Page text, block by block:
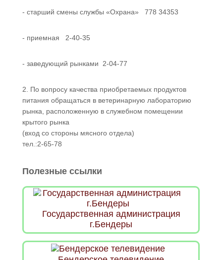
- старший смены службы «Охрана» 778 34353
- приемная 2-40-35
- заведующий рынками 2-04-77
2. По вопросу качества приобретаемых продуктов
питания обращаться в ветеринарную лабораторию
рынка, расположенную в служебном помещении
крытого рынка
(вход со стороны мясного отдела)
тел.:2-65-78
Полезные ссылки
Государственная администрация
г.Бендеры